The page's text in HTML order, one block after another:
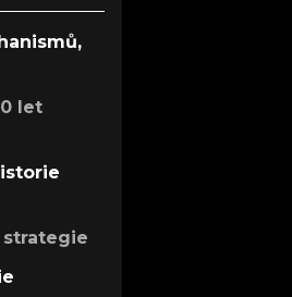
let
strategie